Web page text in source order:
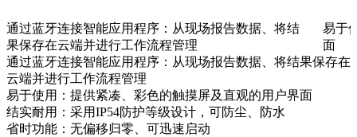
通过蓝牙连接智能应用程序：从现场报告数据、将结
果保存在云端并进行工作流程管理
易于
面
通过蓝牙连接智能应用程序：从现场报告数据、将结果保存在
云端并进行工作流程管理
易于使用：提供紧凑、彩色的触摸屏及直观的用户界面
结实耐用：采用IP54防护等级设计，可防尘、防水
省时功能：无偏移归零、可迅速启动